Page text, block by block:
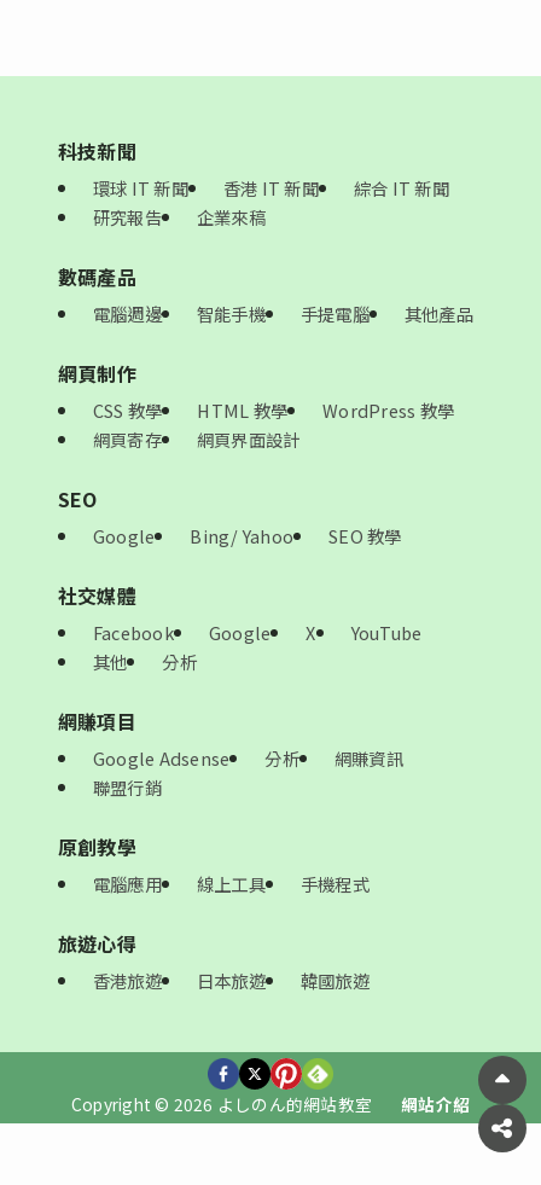
科技新聞
環球 IT 新聞 香港 IT 新聞
綜合 IT 新聞
研究報告
企業來稿
數碼產品
電腦週邊 智能手機 手提電腦 其他產品
網頁制作
CSS 教學 HTML 教學
WordPress 教學
網頁寄存
網頁界面設計
SEO
Google Bing/ Yahoo SEO 教學
社交媒體
Facebook Google X
YouTube
其他
分析
網賺項目
Google Adsense 分析
網賺資訊
聯盟行銷
原創教學
電腦應用 線上工具 手機程式
旅遊心得
香港旅遊 日本旅遊 韓國旅遊
Copyright © 2026 よしのん的網站教室 網站介紹